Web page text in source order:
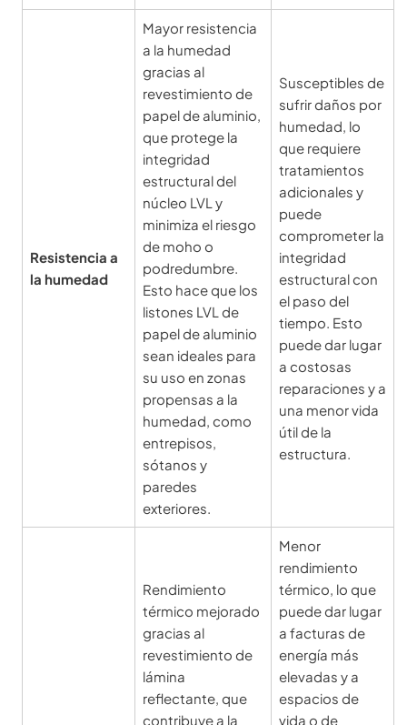
Resistencia a
la humedad
Mayor resistencia
a la humedad
gracias al
revestimiento de
papel de aluminio,
que protege la
integridad
estructural del
núcleo LVL y
minimiza el riesgo
de moho o
podredumbre.
Esto hace que los
listones LVL de
papel de aluminio
sean ideales para
su uso en zonas
propensas a la
humedad, como
entrepisos,
sótanos y
paredes
exteriores.
Susceptibles de
sufrir daños por
humedad, lo
que requiere
tratamientos
adicionales y
puede
comprometer la
integridad
estructural con
el paso del
tiempo. Esto
puede dar lugar
a costosas
reparaciones y a
una menor vida
útil de la
estructura.
Rendimiento
térmico mejorado
gracias al
revestimiento de
lámina
reflectante, que
contribuye a la
Menor
rendimiento
térmico, lo que
puede dar lugar
a facturas de
energía más
elevadas y a
espacios de
vida o de